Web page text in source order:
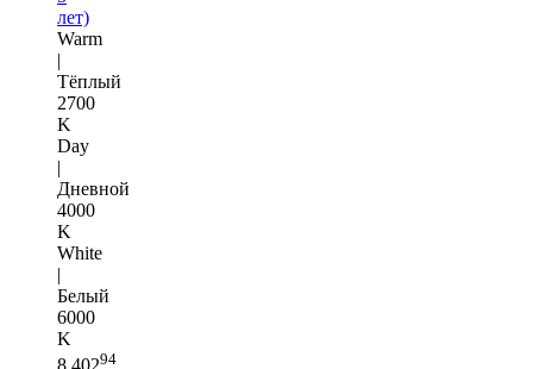
лет)
Warm
|
Тёплый
2700
K
Day
|
Дневной
4000
K
White
|
Белый
6000
K
94